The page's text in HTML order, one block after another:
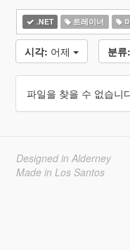
.NET 트레이너
시각: 어제 분류:
파일을 찾을 수 없습니
Designed in Alderney
Made in Los Santos